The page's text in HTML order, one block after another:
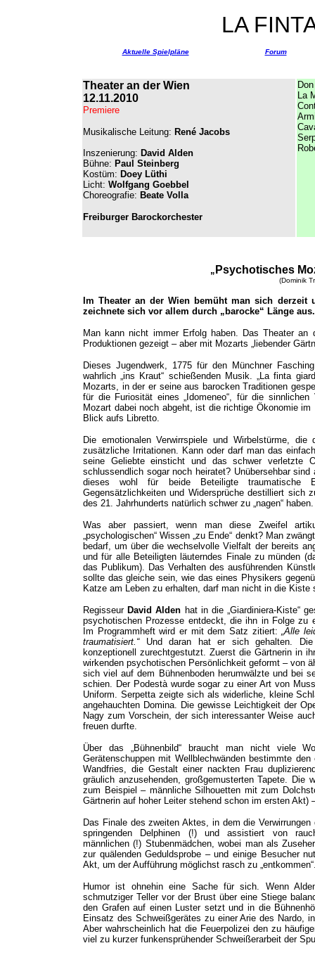
LA
Aktuelle Spielpläne Forum
Theater an der Wien
12.11.2010
Premiere
Musikalische Leitung: René Jacobs
Inszenierung: David Alden
Bühne: Paul Steinberg
Kostüm: Doey Lüthi
Licht: Wolfgang Goebbel
Choreografie: Beate Volla
Freiburger Barockorchester
La
„ Psychotisches
(Dominik
Im Theater an der Wien bemüht man sich derzeit
zeichnete sich vor allem durch „barocke“ Länge
Man kann nicht immer Erfolg haben. Das Theater
Produktionen gezeigt – aber mit Mozarts „liebender
Dieses Jugendwerk, 1775 für den Münchner
wahrlich „ins Kraut“ schießenden Musik. „La finta
Mozarts, in der er seine aus barocken Traditionen
für die Furiosität eines „Idomeneo“, für die sinnlichen
Mozart dabei noch abgeht, ist die richtige Ökonomie
Blick aufs Libretto.
Die emotionalen Verwirrspiele und Wirbelstürme, die
zusätzliche Irritationen. Kann oder darf man das
seine Geliebte einsticht und das schwer verletzte
schlussendlich sogar noch heiratet? Unübersehbar
dieses wohl für beide Beteiligte traumatische
Gegensätzlichkeiten und Widersprüche destilliert sich
des 21. Jahrhunderts natürlich schwer zu „nagen“ haben.
Was aber passiert, wenn man diese Zweifel
„psychologischen“ Wissen „zu Ende“ denkt? Man
bedarf, um über die wechselvolle Vielfalt der bereits
und für alle Beteiligten läuterndes Finale zu münden
das Publikum). Das Verhalten des ausführenden
sollte das gleiche sein, wie das eines Physikers
Katze am Leben zu erhalten, darf man nicht in die
Regisseur David Alden hat in die „Giardiniera-Kiste“
psychotischen Prozesse entdeckt, die ihn in Folge zu
Im Programmheft wird er mit dem Satz zitiert:„Alle
traumatisiert.“Und daran hat er sich gehalten. Die
konzeptionell zurechtgestutzt. Zuerst die Gärtnerin in
wirkenden psychotischen Persönlichkeit geformt – von
sich viel auf dem Bühnenboden herumwälzte und bei
schien. Der Podestà wurde sogar zu einer Art von
Uniform. Serpetta zeigte sich als widerliche, kleine
angehauchten Domina. Die gewisse Leichtigkeit der
Nagy zum Vorschein, der sich interessanter Weise
freuen durfte.
Über das „Bühnenbild“ braucht man nicht viele
Gerätenschuppen mit Wellblechwänden bestimmte
Wandfries, die Gestalt einer nackten Frau
gräulich anzusehenden, großgemusterten Tapete. Die
zum Beispiel – männliche Silhouetten mit zum
Gärtnerin auf hoher Leiter stehend schon im ersten
Das Finale des zweiten Aktes, in dem die
springenden Delphinen (!) und assistiert von
männlichen (!) Stubenmädchen, wobei man als
zur quälenden Geduldsprobe – und einige Besucher
Akt, um der Aufführung möglichst rasch zu
Humor ist ohnehin eine Sache für sich. Wenn
schmutziger Teller vor der Brust über eine Stiege
den Grafen auf einen Luster setzt und in die
Einsatz des Schweißgerätes zu einer Arie des Nardo,
Aber wahrscheinlich hat die Feuerpolizei den zu
viel zu kurzer funkensprühender Schweißerarbeit der